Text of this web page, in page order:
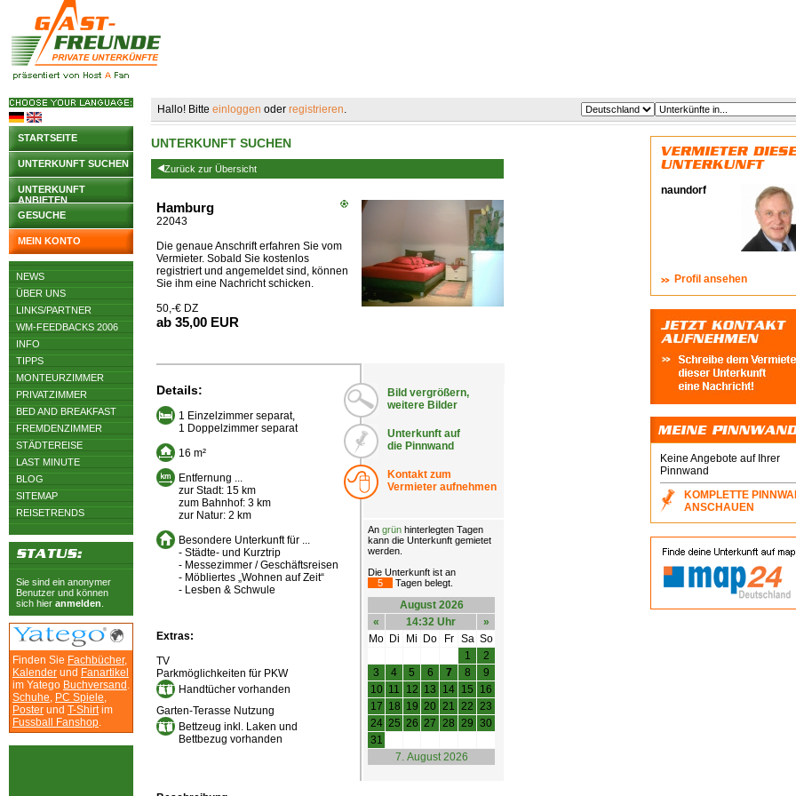
STARTSEITE
UNTERKUNFT SUCHEN
UNTERKUNFT
ANBIETEN
GESUCHE
MEIN KONTO
NEWS
ÜBER UNS
LINKS/PARTNER
WM-FEEDBACKS 2006
INFO
TIPPS
MONTEURZIMMER
PRIVATZIMMER
BED AND BREAKFAST
FREMDENZIMMER
STÄDTEREISE
LAST MINUTE
BLOG
SITEMAP
REISETRENDS
Sie sind ein anonymer
Benutzer und können
sich hier anmelden
Finden Sie Fachbücher,
Kalender und Fanartikel
im Yatego Buchversand .
Schuhe, PC Spiele,
Poster und T-Shirtim
Fussball Fanshop.
Hallo! Bitte einloggen oder registrieren.
naundorf
Profil ansehen
Keine Angebote auf Ihrer
Pinnwand
KOMPLETTE
ANSCHAUEN
UNTERKUNFT SUCHEN
Zurück zur Übersicht
Hamburg
22043
Die genaue Anschrift erfahren Sie vom
Vermieter. Sobald Sie kostenlos
registriert und angemeldet sind, können
Sie ihm eine Nachricht schicken.
50,-€ DZ
ab 35,00 EUR
Bild vergrößern,
weitere Bilder
Unterkunft auf
die Pinnwand
Kontakt zum
Vermieter aufnehmen
An grün hinterlegten Tagen
kann die Unterkunft gemietet
werden.
Die Unterkunft ist an
5
Tagen belegt.
August 2026
«
14:32 Uhr
»
Mo Di Mi Do Fr Sa So
1
2
3
4 5 6 7 8
9
10 11 12 13 14 15
16
17
18 19 20 21 22
23
24 25 26 27 28 29
30
31
7. August 2026
Details:
1 Einzelzimmer separat,
1 Doppelzimmer separat
16 m²
Entfernung ...
zur Stadt: 15 km
zum Bahnhof: 3 km
zur Natur: 2 km
Besondere Unterkunft für ...
- Städte- und Kurztrip
- Messezimmer / Geschäftsreisen
- Möbliertes „Wohnen auf Zeit“
- Lesben & Schwule
Extras:
TV
Parkmöglichkeiten für PKW
Handtücher vorhanden
Garten-Terasse Nutzung
Bettzeug inkl. Laken und
Bettbezug vorhanden